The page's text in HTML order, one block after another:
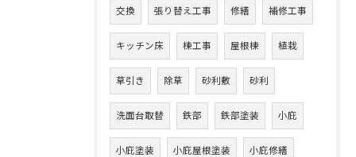
交換 張り替え工事 修繕 補修工事
キッチン床 棟工事 屋根棟 植栽
草引き 除草 砂利敷 砂利
洗面台取替 鉄部 鉄部塗装 小庇
小庇塗装 小庇屋根塗装 小庇修繕